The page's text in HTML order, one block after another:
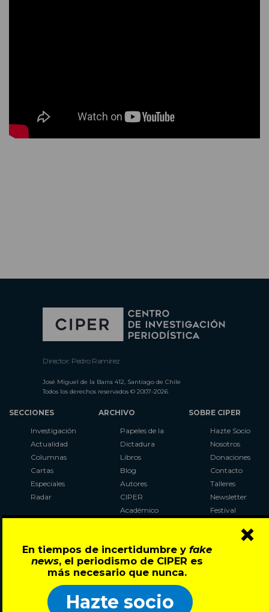
En tiempos de incertidumbre y fake
news, el periodismo de CIPER es
más necesario que nunca.
Hazte socio
×
Director: Pedro Ramírez
José Miguel de la Barra 412, Santiago de Chile
Todos los derechos reservados © 2007-2026
SECCIONES
Investigación
Actualidad
Columnas
Cartas
Especiales
Radar
ARCHIVO
Papeles de la
Dictadura
Libros
Blog
Autores
CIPER
Académico
Al Plebiscito
con CIPER
SOBRE CIPER
Hazte Socio
Nosotros
Donaciones
Contacto
Talleres
Newsletter
Festival